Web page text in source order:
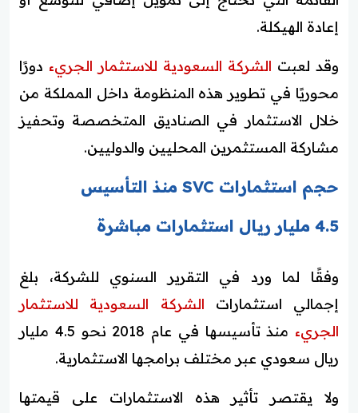
إعادة الهيكلة.
وقد لعبت الشركة السعودية للاستثمار الجريء دورًا
محوريًا في تطوير هذه المنظومة داخل المملكة من
خلال الاستثمار في الصناديق المتخصصة وتحفيز
مشاركة المستثمرين المحليين والدوليين.
حجم استثمارات SVC منذ التأسيس
4.5 مليار ريال استثمارات مباشرة
وفقًا لما ورد في التقرير السنوي للشركة، بلغ
إجمالي استثمارات الشركة السعودية للاستثمار
الجريء
منذ تأسيسها في عام 2018 نحو 4.5 مليار
ريال سعودي عبر مختلف برامجها الاستثمارية.
ولا يقتصر تأثير هذه الاستثمارات على قيمتها